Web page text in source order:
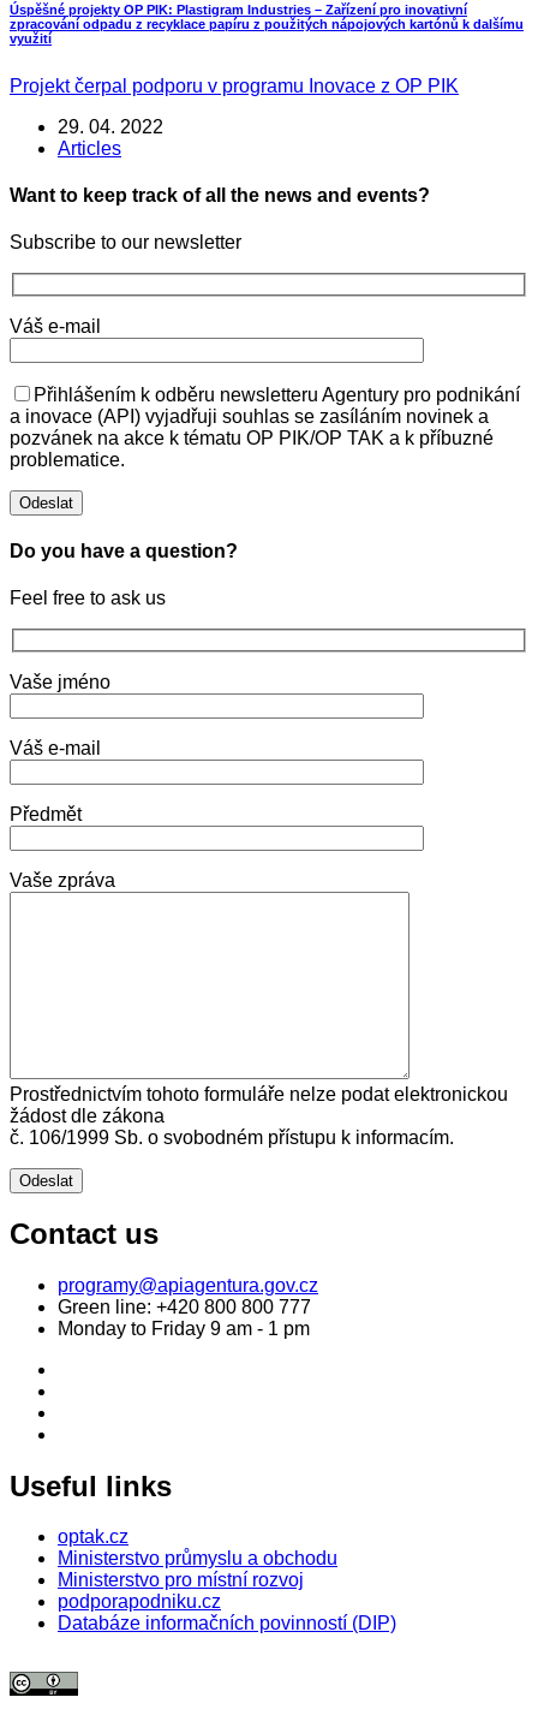
Úspěšné projekty OP PIK: Plastigram Industries – Zařízení pro inovativní
zpracování odpadu z recyklace papíru z použitých nápojových kartónů k dalšímu
využití
Projekt čerpal podporu v programu Inovace z OP PIK
29. 04. 2022
Articles
Want to keep track of all the news and events?
Subscribe to our newsletter
Váš e-mail
Přihlášením k odběru newsletteru Agentury pro podnikání
a inovace (API) vyjadřuji souhlas se zasíláním novinek a
pozvánek na akce k tématu OP PIK/OP TAK a k příbuzné
problematice.
Do you have a question?
Feel free to ask us
Vaše jméno
Váš e-mail
Předmět
Vaše zpráva
Prostřednictvím tohoto formuláře nelze podat elektronickou
žádost dle zákona
č. 106/1999 Sb. o svobodném přístupu k informacím.
Contact us
programy@apiagentura.gov.cz
Green line: +420 800 800 777
Monday to Friday 9 am - 1 pm
Useful links
optak.cz
Ministerstvo průmyslu a obchodu
Ministerstvo pro místní rozvoj
podporapodniku.cz
Databáze informačních povinností (DIP)